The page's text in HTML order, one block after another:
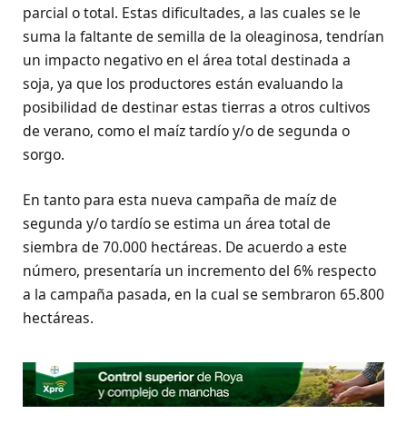
parcial o total. Estas dificultades, a las cuales se le
suma la faltante de semilla de la oleaginosa, tendrían
un impacto negativo en el área total destinada a
soja, ya que los productores están evaluando la
posibilidad de destinar estas tierras a otros cultivos
de verano, como el maíz tardío y/o de segunda o
sorgo.
En tanto para esta nueva campaña de maíz de
segunda y/o tardío se estima un área total de
siembra de 70.000 hectáreas. De acuerdo a este
número, presentaría un incremento del 6% respecto
a la campaña pasada, en la cual se sembraron 65.800
hectáreas.